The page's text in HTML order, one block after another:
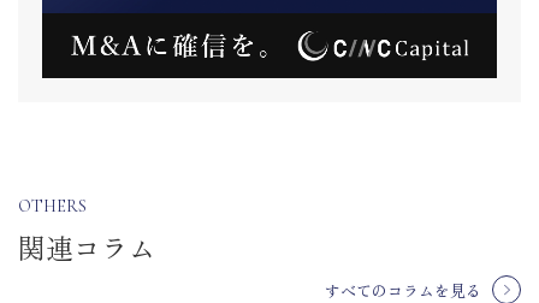
OTHERS
関連コラム
すべてのコラムを見る